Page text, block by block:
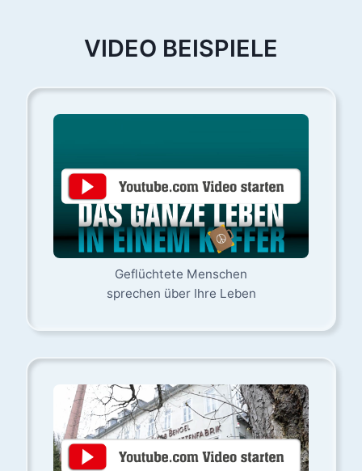
VIDEO BEISPIELE
Geflüchtete Menschen
sprechen über Ihre Leben